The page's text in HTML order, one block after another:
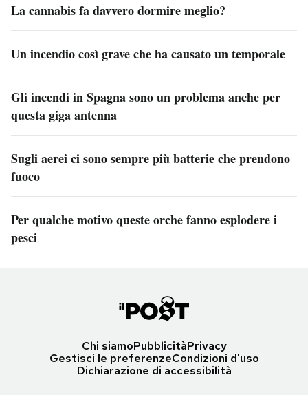
La cannabis fa davvero dormire meglio?
Un incendio così grave che ha causato un temporale
Gli incendi in Spagna sono un problema anche per
questa giga antenna
Sugli aerei ci sono sempre più batterie che prendono
fuoco
Per qualche motivo queste orche fanno esplodere i
pesci
Chi siamoPubblicitàPrivacy
Gestisci le preferenzeCondizioni d'uso
Dichiarazione di accessibilità